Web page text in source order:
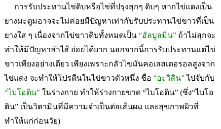
การรับประทานไข่ดิบหรือไข่ที่ปรุงสุกๆ ดิบๆ หากไข่แดงเป็น
ยางมะตูมอาจจะไม่ค่อยมีปัญหาเท่ากับรับประทานไข่ขาวที่เป็น
ยางใส ๆ เนื่องจากไข่ขาวดิบทั้งหมดเป็น“อัลบูลมิน”ถ้าไม่สุกจะ
ทำให้มีปัญหาลำไส้ ย่อยได้ยาก นอกจากนี้การรับประทานแต่ไข่
ขาวเพียงอย่างเดียว เพียงเพราะกลัวไขมันคอเลสเตอรอลสูงจาก
ไข่แดง จะทำให้โปรตีนในไข่ขาวตัวหนึ่ง ชื่อ “อะวิดิน”ไปจับกับ
“ไบโอติน”ในร่างกาย ทำให้ร่างกายขาด “ไบโอติน” (ซึ่ง“ไบโอ
ติน” เป็นวิตามินที่มีความจำเป็นต่อเส้นผม และสุขภาพผิวที่
ทำให้แก่ก่อนวัย)